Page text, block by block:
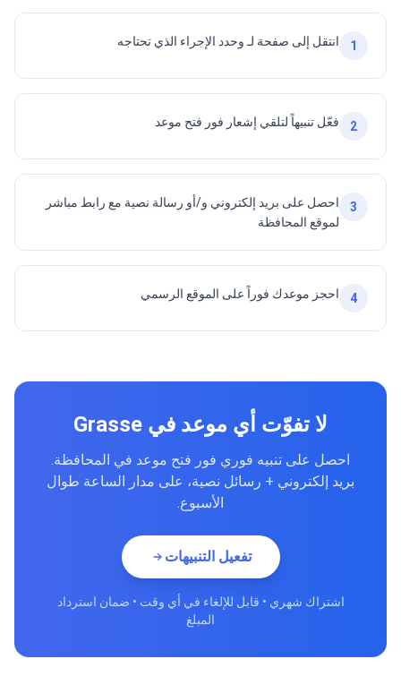
1 انتقل إلى صفحة لـ وحدد الإجراء الذي تحتاجه
2 فعّل تنبيهاً لتلقي إشعار فور فتح موعد
3
احصل على بريد إلكتروني و/أو رسالة نصية مع رابط مباشر
لموقع المحافظة
4 احجز موعدك فوراً على الموقع الرسمي
لا تفوّت أي موعد في Grasse
احصل على تنبيه فوري فور فتح موعد في المحافظة.
بريد إلكتروني + رسائل نصية، على مدار الساعة طوال
الأسبوع.
تفعيل التنبيهات
اشتراك شهري • قابل للإلغاء في أي وقت • ضمان استرداد
المبلغ